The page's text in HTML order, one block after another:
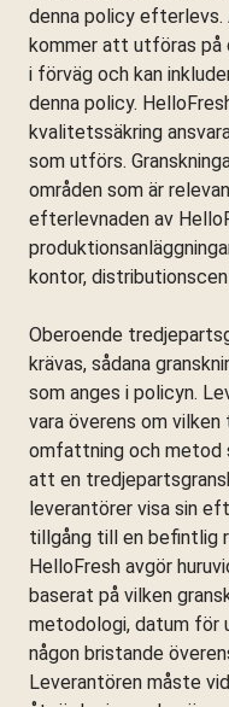
denna policy efterlevs.
kommer att utföras på
i förväg och kan
denna policy.
kvalitetssäkring
som utförs.
områden som är
efterlevnaden av
kontor,
Oberoende
krävas, sådana
som anges i policyn.
vara överens om
omfattning och metod
att en
leverantörer visa sin
tillgång till en befintlig
HelloFresh avgör
baserat på vilken
metodologi, datum för
någon bristande
Leverantören måste